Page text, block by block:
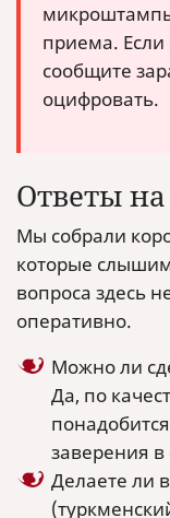
приема. Если
сообщите
оцифровать.
Ответы
Мы собрали
которые
вопроса здесь
оперативно.
Можно ли
Да, по
заверения в
Делаете ли